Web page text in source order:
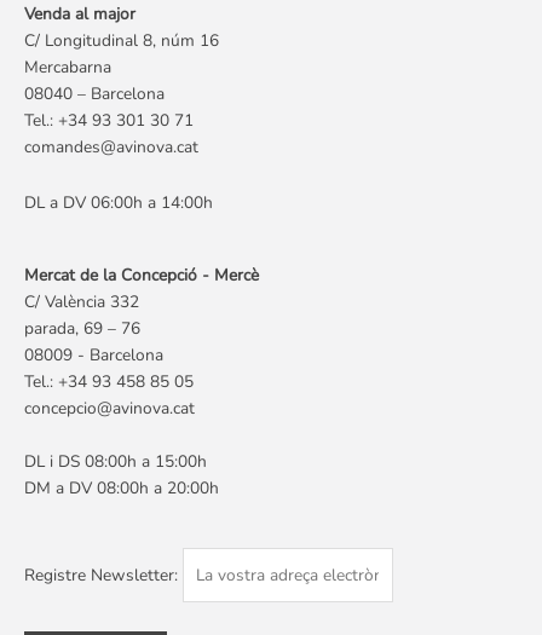
Venda al major
C/ Longitudinal 8, núm 16
Mercabarna
08040 – Barcelona
Tel.: +34 93 301 30 71
comandes@avinova.cat
DL a DV 06:00h a 14:00h
Mercat de la Concepció - Mercè
C/ València 332
parada, 69 – 76
08009 - Barcelona
Tel.: +34 93 458 85 05
concepcio@avinova.cat
DL i DS 08:00h a 15:00h
DM a DV 08:00h a 20:00h
Registre Newsletter: